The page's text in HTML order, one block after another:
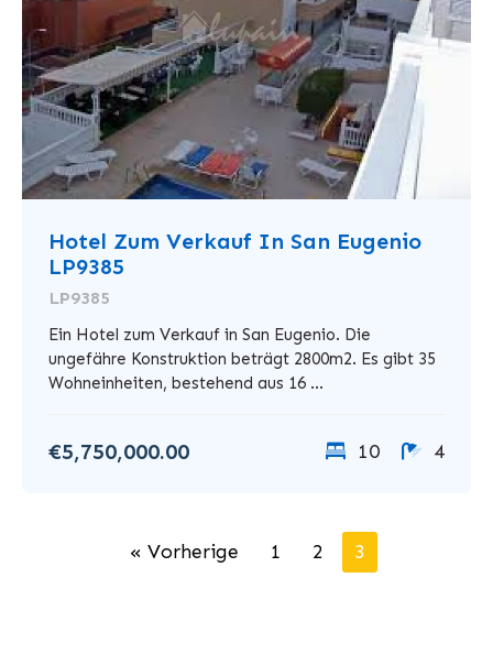
Hotel Zum Verkauf In San Eugenio
LP9385
LP9385
Ein Hotel zum Verkauf in San Eugenio. Die
ungefähre Konstruktion beträgt 2800m2. Es gibt 35
Wohneinheiten, bestehend aus 16 ...
€5,750,000.00 10 4
« Vorherige 1 2 3